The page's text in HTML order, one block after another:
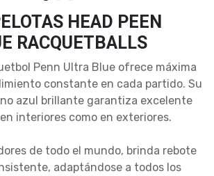
HEAD PEEN
RACQUETBALLS
Penn Ultra Blue ofrece máxima
constante en cada partido. Su
azul brillante garantiza excelente
interiores como en exteriores.
de todo el mundo, brinda rebote
adaptándose a todos los